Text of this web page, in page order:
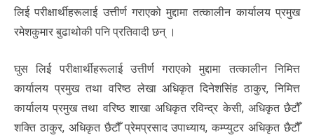
लिई परीक्षार्थीहरूलाई उत्तीर्ण गराएको मुद्दामा तत्कालीन कार्यालय प्रमुख
रमेशकुमार बुढाथोकी पनि प्रतिवादी छन् ।
घुस लिई परीक्षार्थीहरूलाई उत्तीर्ण गराएको मुद्दामा तत्कालीन निमित्त
कार्यालय प्रमुख तथा वरिष्ठ लेखा अधिकृत दिनेशसिंह ठाकुर, निमित्त
कार्यालय प्रमुख तथा वरिष्ठ शाखा अधिकृत रविन्द्र केसी, अधिकृत छैटौँ
शक्ति ठाकुर, अधिकृत छैटौँ प्रेमप्रसाद उपाध्याय, कम्प्युटर अधिकृत छैटौँ